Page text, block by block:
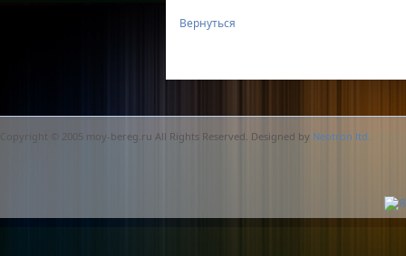
Вернуться
Copyright © 2005 moy-bereg.ru All Rights Reserved. Designed by Neotron ltd.